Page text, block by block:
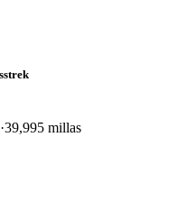
39,995 millas